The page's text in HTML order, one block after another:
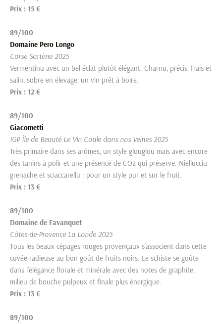
Prix : 15 €
89/100
Domaine Pero Longo
Corse Sartène 2025
Vermentinu avec un bel éclat plutôt élégant. Charnu, précis, frais et
salin, sobre en élevage, un vin prêt à boire.
Prix : 12 €
89/100
Giacometti
IGP Île de Beauté Le Vin Coule dans nos Veines 2025
Très primaire dans ses arômes, un style glouglou mais avec encore
des tanins à polir et une présence de CO2 qui préserve. Niellucciu,
grenache et sciaccarellu : pour un style pur et sur le fruit.
Prix : 13 €
89/100
Domaine de Favanquet
Côtes-de-Provence La Londe 2025
Tous les beaux cépages rouges provençaux s’associent dans cette
cuvée radieuse au bon goût de fruits noirs. Le schiste se goûte
dans l’élégance florale et minérale avec des notes de graphite,
milieu de bouche pulpeux et finale plus énergique.
Prix : 13 €
89/100